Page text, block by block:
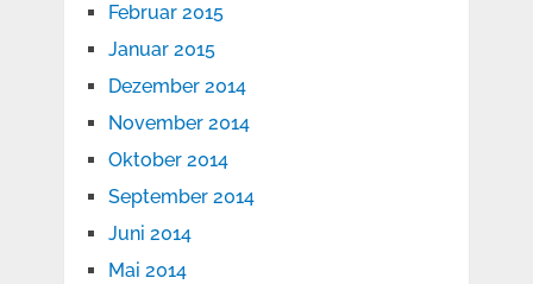
Februar 2015
Januar 2015
Dezember 2014
November 2014
Oktober 2014
September 2014
Juni 2014
Mai 2014